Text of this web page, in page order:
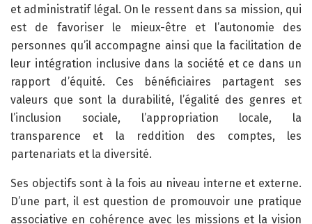
et administratif légal. On le ressent dans sa mission, qui
est de favoriser le mieux-être et l’autonomie des
personnes qu’il accompagne ainsi que la facilitation de
leur intégration inclusive dans la société et ce dans un
rapport d’équité. Ces bénéficiaires partagent ses
valeurs que sont la durabilité, l’égalité des genres et
l’inclusion sociale, l’appropriation locale, la
transparence et la reddition des comptes, les
partenariats et la diversité.
Ses objectifs sont à la fois au niveau interne et externe.
D’une part, il est question de promouvoir une pratique
associative en cohérence avec les missions et la vision